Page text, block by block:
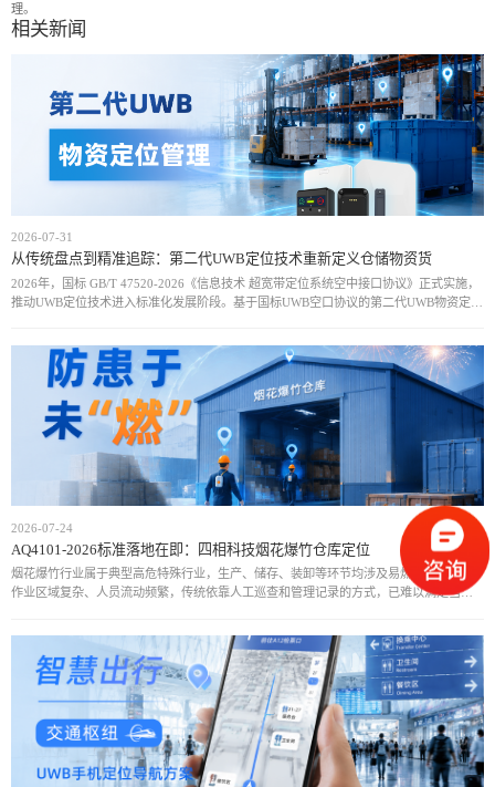
理。
相关新闻
2026-07-31
从传统盘点到精准追踪：第二代UWB定位技术重新定义仓储物资货
2026年，国标 GB/T 47520-2026《信息技术 超宽带定位系统空中接口协议》正式实施，
推动UWB定位技术进入标准化发展阶段。基于国标UWB空口协议的第二代UWB物资定位
2026-07-24
AQ4101-2026标准落地在即：四相科技烟花爆竹仓库定位
烟花爆竹行业属于典型高危特殊行业，生产、储存、装卸等环节均涉及易燃易爆物质，
作业区域复杂、人员流动频繁，传统依靠人工巡查和管理记录的方式，已难以满足当前